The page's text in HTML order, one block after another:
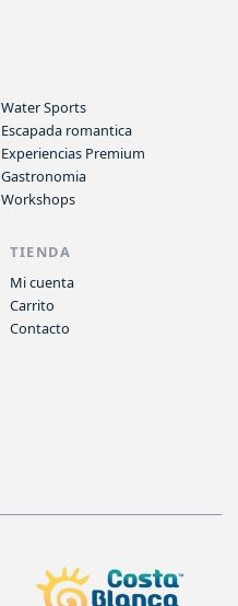
Water Sports
Escapada romantica
Experiencias Premium
Gastronomia
Workshops
TIENDA
Mi cuenta
Carrito
Contacto